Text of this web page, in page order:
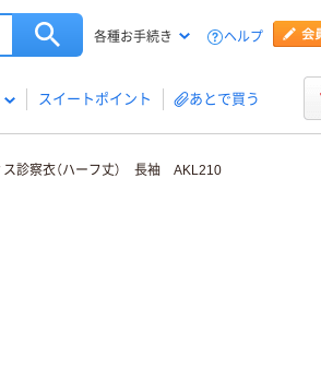
各種お手続き ヘルプ
スイートポイント あとで買う
診察衣（ハーフ丈） 長袖 AKL210